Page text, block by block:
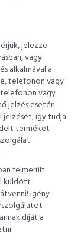
jelezze
vagy
alkalmával a
telefonon vagy
vagy
jelzés esetén
így tudja
terméket
felmerült
küldött
Igény
díját a